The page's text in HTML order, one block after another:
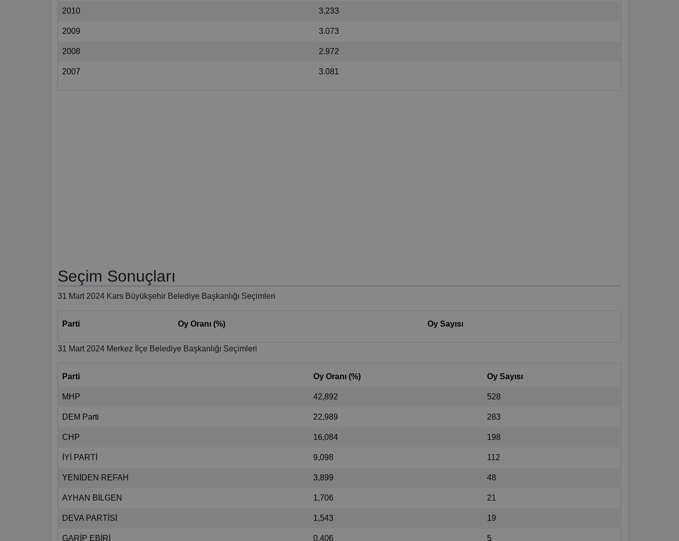
2010 3.233
2009 3.073
2008 2.972
2007 3.081
Seçim Sonuçları
31 Mart 2024 Kars Büyükşehir Belediye Başkanlığı Seçimleri
Parti Oy Oranı (%) Oy Sayısı
31 Mart 2024 Merkez İlçe Belediye Başkanlığı Seçimleri
Parti Oy Oranı (%) Oy Sayısı
MHP 42,892 528
DEM Parti 22,989 283
CHP 16,084 198
İYİ PARTİ 9,098 112
YENİDEN REFAH 3,899 48
AYHAN BİLGEN 1,706 21
DEVA PARTİSİ 1,543 19
GARİP EBİRİ 0,406 5